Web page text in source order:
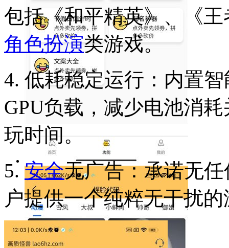
包括《和平精英》、《
角色扮演类游戏。
4. 低耗稳定运行：内置
GPU负载，减少电池消
玩时间。
5. 安全无广告：承诺无
户提供一个纯粹无干扰